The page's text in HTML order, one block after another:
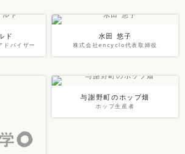
ド
バイザー
水田 悠子
株式会社encyclo代表取締役
与謝野町のホップ畑
ホップ生産者